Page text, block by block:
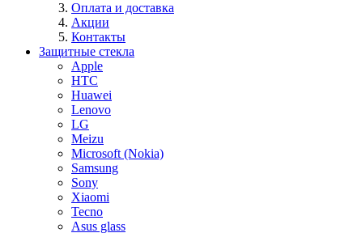
Оплата и доставка
Акции
Контакты
Защитные стекла
Apple
HTC
Huawei
Lenovo
LG
Meizu
Microsoft (Nokia)
Samsung
Sony
Xiaomi
Tecno
Asus glass